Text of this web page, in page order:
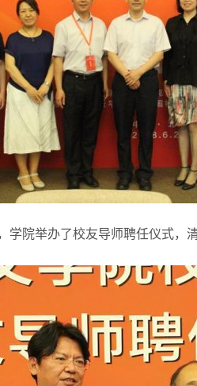
学院举办了校友导师聘任仪式，